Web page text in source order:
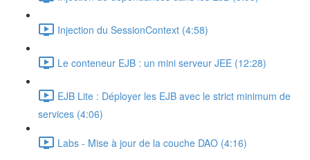
Injection du SessionContext (4:58)
Le conteneur EJB : un mini serveur JEE (12:28)
EJB Lite : Déployer les EJB avec le strict minimum de
services (4:06)
Labs - Mise à jour de la couche DAO (4:16)